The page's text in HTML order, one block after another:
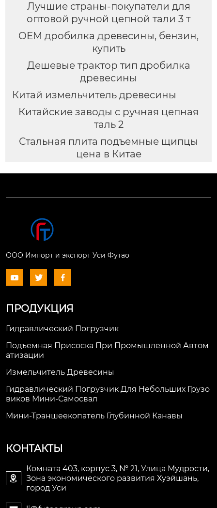
Лучшие страны-покупатели для
оптовой ручной цепной тали 3 т
OEM дробилка древесины, бензин,
купить
Дешевые трактор тип дробилка
древесины
Китай измельчитель древесины
Китайские заводы с ручная цепная
таль 2
Стальная плита подъемные щипцы
цена в Китае
ООО Импорт и экспорт Уси Футао
  
ПРОДУКЦИЯ
Гидравлический Погрузчик
Подъемная Присоска При Промышленной Автом
Атизации
Измельчитель Древесины
Гидравлический Погрузчик Для Небольших Грузо
Виков Мини-Самосвал
Мини-Траншеекопатель Глубинной Канавы
КОНТАКТЫ

Комната 403, корпус 3, № 21, Улица Мудрости,
Зона экономического развития Хуэйшань,
город Уси